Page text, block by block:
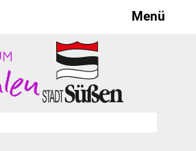
Menü
Stadt & Politik
Bürgermeister